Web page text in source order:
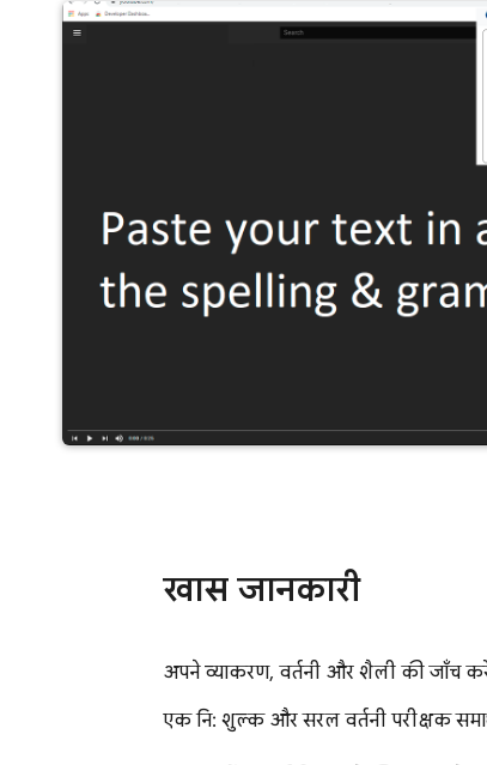
खास जानकारी
अपने व्याकरण, वर्तनी और शैली की जाँच
एक नि: शुल्क और सरल वर्तनी परीक्षक